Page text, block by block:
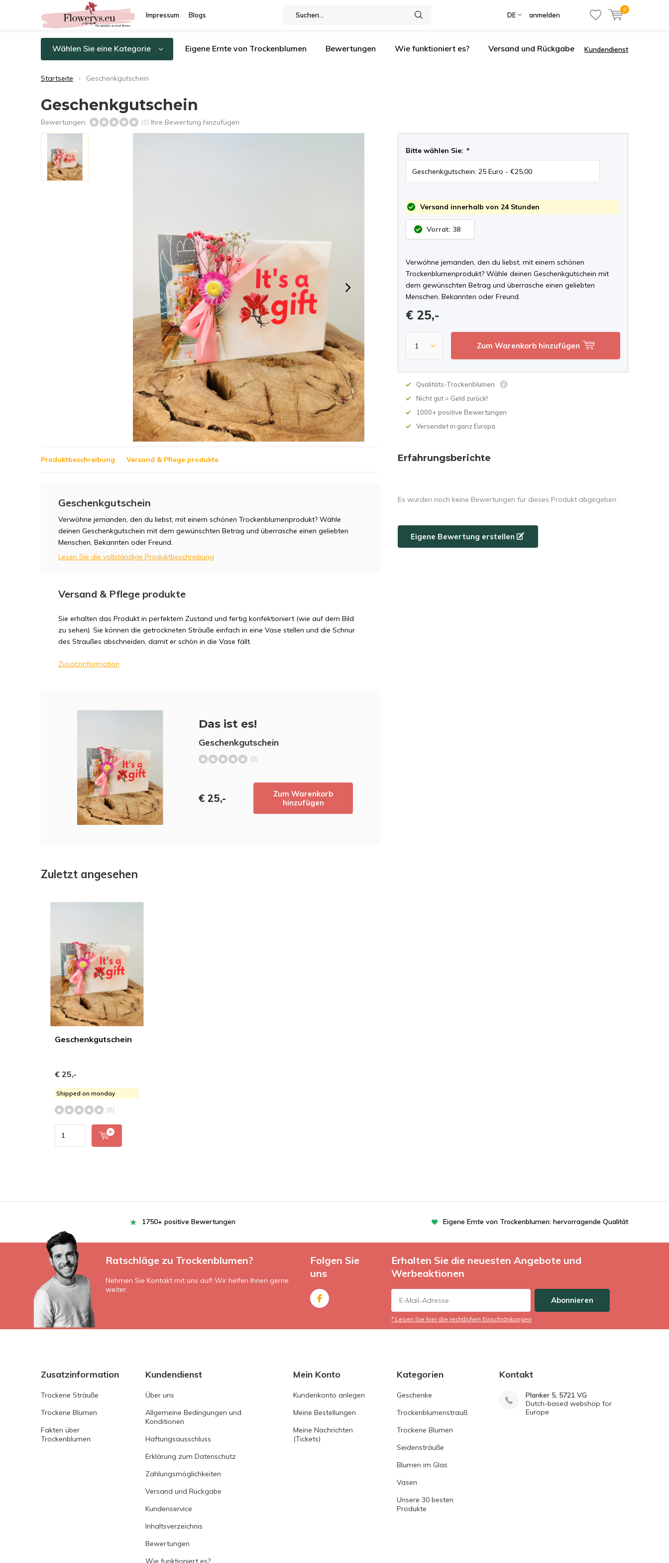
Impressum Blogs DE anmelden
0
Wählen Sie eine Kategorie Eigene Ernte von Trockenblumen Bewertungen Wie funktioniert es? Versand und Rückgabe Kundendienst
Startseite Geschenkgutschein
Geschenkgutschein
Bewertungen: (0) Ihre Bewertung hinzufügen
Bitte wählen Sie: *
Versand innerhalb von 24 Stunden
Vorrat: 38
Verwöhne jemanden, den du liebst, mit einem schönen
Trockenblumenprodukt? Wähle deinen Geschenkgutschein mit
dem gewünschten Betrag und überrasche einen geliebten
Menschen, Bekannten oder Freund.
€ 25,-
Zum Warenkorb hinzufügen
Qualitäts-Trockenblumen
Nicht gut = Geld zurück!
1000+ positive Bewertungen
Versendet in ganz Europa
Produktbeschreibung Versand & Pflege produkte
Geschenkgutschein
Verwöhne jemanden, den du liebst, mit einem schönen Trockenblumenprodukt? Wähle
deinen Geschenkgutschein mit dem gewünschten Betrag und überrasche einen geliebten
Menschen, Bekannten oder Freund.
Lesen Sie die vollständige Produktbeschreibung
Versand & Pflege produkte
Sie erhalten das Produkt in perfektem Zustand und fertig konfektioniert (wie auf dem Bild
zu sehen). Sie können die getrockneten Sträuße einfach in eine Vase stellen und die Schnur
des Straußes abschneiden, damit er schön in die Vase fällt.
Zusatzinformation
Das ist es!
Geschenkgutschein
(0)
€ 25,-
Zum Warenkorb
hinzufügen
Erfahrungsberichte
Es wurden noch keine Bewertungen für dieses Produkt abgegeben.
Eigene Bewertung erstellen
Zuletzt angesehen
Geschenkgutschein
€ 25,-
Shipped on monday
(0)
1750+ positive Bewertungen Eigene Ernte von Trockenblumen: hervorragende Qualität
Ratschläge zu Trockenblumen?
Nehmen Sie Kontakt mit uns auf! Wir helfen Ihnen gerne
weiter.
Folgen Sie
uns
Erhalten Sie die neuesten Angebote und
Werbeaktionen
Abonnieren
* Lesen Sie hier die rechtlichen Einschränkungen
Zusatzinformation
Trockene Sträuße
Trockene Blumen
Fakten über
Trockenblumen
Kundendienst
Über uns
Allgemeine Bedingungen und
Konditionen
Haftungsausschluss
Erklärung zum Datenschutz
Zahlungsmöglichkeiten
Versand und Rückgabe
Kundenservice
Inhaltsverzeichnis
Bewertungen
Wie funktioniert es?
Mein Konto
Kundenkonto anlegen
Meine Bestellungen
Meine Nachrichten
(Tickets)
Kategorien
Geschenke
Trockenblumenstrauß
Trockene Blumen
Seidensträuße
Blumen im Glas
Vasen
Unsere 30 besten
Produkte
Kontakt
Planker 5, 5721 VG
Dutch-based webshop for
Europe